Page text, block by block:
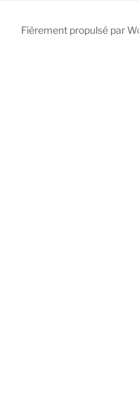
Fièrement propulsé par